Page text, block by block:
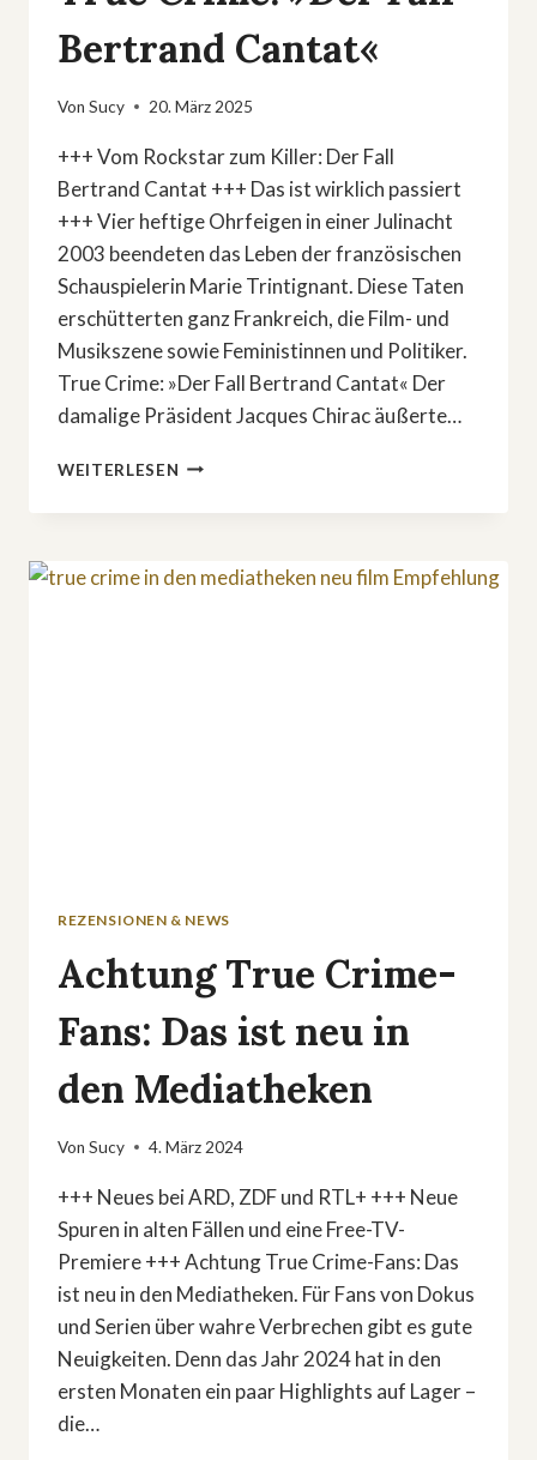
Bertrand Cantat«
Von Sucy 20. März 2025
+++ Vom Rockstar zum Killer: Der Fall
Bertrand Cantat +++ Das ist wirklich passiert
+++ Vier heftige Ohrfeigen in einer Julinacht
2003 beendeten das Leben der französischen
Schauspielerin Marie Trintignant. Diese Taten
erschütterten ganz Frankreich, die Film- und
Musikszene sowie Feministinnen und Politiker.
True Crime: »Der Fall Bertrand Cantat« Der
damalige Präsident Jacques Chirac äußerte…
WEITERLESEN TRUE
»DER
CANTAT«
REZENSIONEN & NEWS
Achtung True Crime-
Fans: Das ist neu in
den Mediatheken
Von Sucy 4. März 2024
+++ Neues bei ARD, ZDF und RTL+ +++ Neue
Spuren in alten Fällen und eine Free-TV-
Premiere +++ Achtung True Crime-Fans: Das
ist neu in den Mediatheken. Für Fans von Dokus
und Serien über wahre Verbrechen gibt es gute
Neuigkeiten. Denn das Jahr 2024 hat in den
ersten Monaten ein paar Highlights auf Lager –
die…